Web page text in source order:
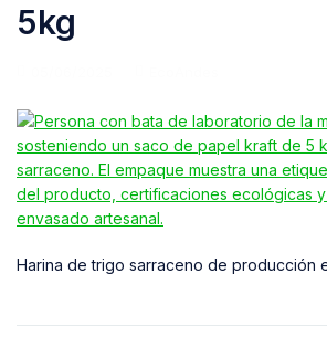
5kg
Harina de trigo sarraceno de producción